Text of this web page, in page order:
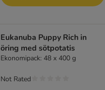
Eukanuba Puppy Rich in
öring med sötpotatis
Ekonomipack: 48 x 400 g
Not Rated